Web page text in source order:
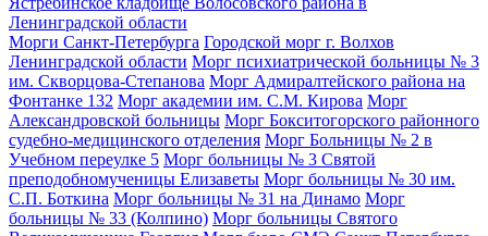
Ленинградской области
Морги Санкт-Петербурга Городской морг г. Волхов
Ленинградской области Морг психиатрической больницы № 3
им. Скворцова-Степанова Морг Адмиралтейского района на
Фонтанке 132 Морг академии им. С.М. Кирова Морг
Александровской больницы Морг Бокситогорского районного
судебно-медицинского отделения Морг Больницы № 2 в
Учебном переулке 5 Морг больницы № 3 Святой
преподобномученицы Елизаветы Морг больницы № 30 им.
С.П. Боткина Морг больницы № 31 на Динамо Морг
больницы № 33 (Колпино) Морг больницы Святого